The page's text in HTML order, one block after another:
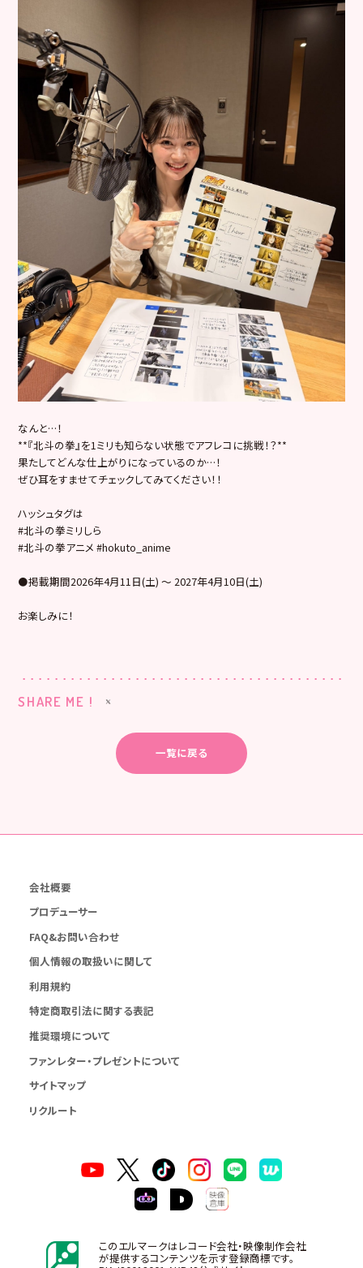
なんと…！
**『北斗の拳』を1ミリも知らない状態でアフレコに挑戦！？**
果たしてどんな仕上がりになっているのか…！
ぜひ耳をすませてチェックしてみてください！！
ハッシュタグは
#北斗の拳ミリしら
#北斗の拳アニメ #hokuto_anime
⚫掲載期間2026年4月11日(土) ～ 2027年4月10日(土)
お楽しみに！
SHARE ME !
一覧に戻る
会社概要
プロデューサー
FAQ&お問い合わせ
個人情報の取扱いに関して
利用規約
特定商取引法に関する表記
推奨環境について
ファンレター・プレゼントについて
サイトマップ
リクルート
このエルマークはレコード会社・映像制作会社
が提供するコンテンツを示す登録商標です。